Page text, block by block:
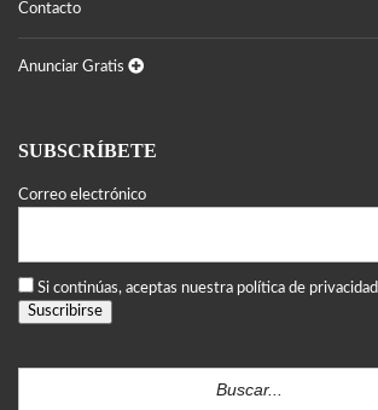
Contacto
Anunciar Gratis
SUBSCRÍBETE
Correo electrónico
Si continúas, aceptas nuestra política de privacidad
Buscar: